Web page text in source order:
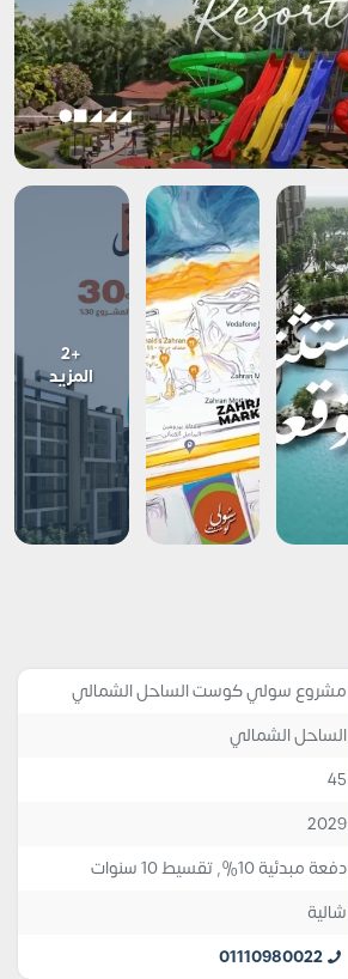
+2
المزيد
مشروع سولي كوست الساحل الشمالي
الساحل الشمالي
45
2029
دفعة مبدئية 10%, تقسيط 10 سنوات
شالية
01110980022